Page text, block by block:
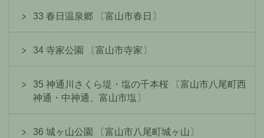
33 春日温泉郷 〔富山市春日〕
34 寺家公園 〔富山市寺家〕
35 神通川さくら堤・塩の千本桜 〔富山市八尾町西
神通・中神通、富山市塩〕
36 城ヶ山公園 〔富山市八尾町城ヶ山〕